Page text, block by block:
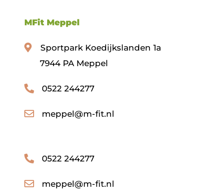
MFit Meppel
Sportpark Koedijkslanden 1a
7944 PA Meppel
0522 244277
meppel@m-fit.nl
0522 244277
meppel@m-fit.nl